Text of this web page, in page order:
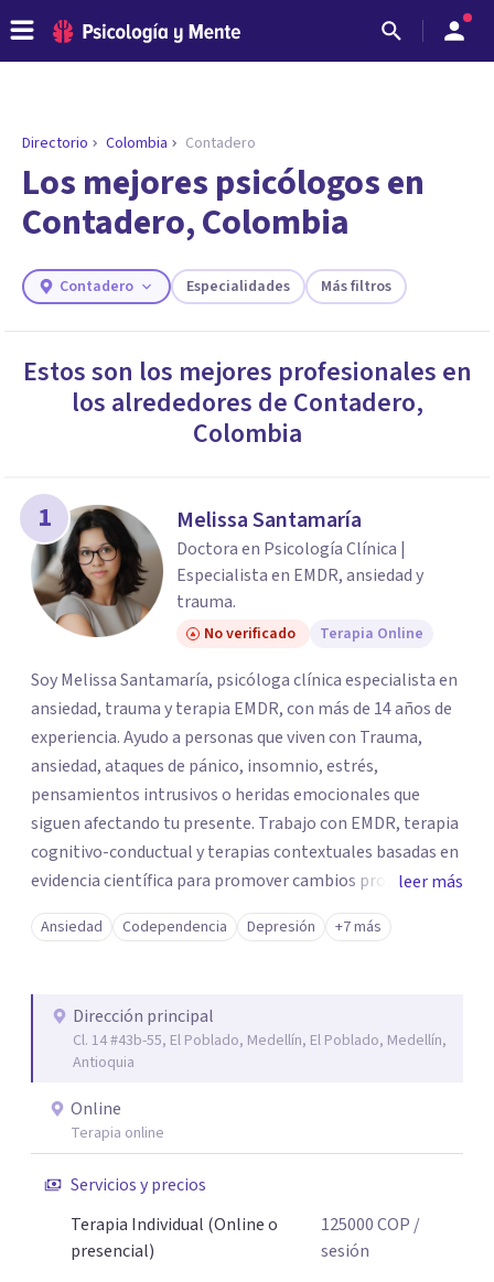
ENCONTRAR MI TERAPEUTA
¿Necesitas ayuda para encontrar el
psicólogo adecuado?
Responde a unas breves preguntas y te ofreceremos
necesidades.
Directorio Colombia Contadero
Los mejores psicólogos en
Contadero, Colombia
Contadero Especialidades Más filtros
Estos son los mejores profesionales en
los alrededores de Contadero,
Colombia
1 Melissa Santamaría
Doctora en Psicología Clínica |
Especialista en EMDR, ansiedad y
trauma.
No verificado Terapia Online
Soy Melissa Santamaría, psicóloga clínica especialista en
ansiedad, trauma y terapia EMDR, con más de 14 años de
experiencia. Ayudo a personas que viven con Trauma,
ansiedad, ataques de pánico, insomnio, estrés,
pensamientos intrusivos o heridas emocionales que
siguen afectando tu presente. Trabajo con EMDR, terapia
cognitivo-conductual y terapias contextuales basadas en
evidencia científica para promover cambios profundos y
duraderos. Atiendo adultos, adolescentes, parejas y
familias de forma presencial en Medellín y online, en un
leer más
Ansiedad Codependencia Depresión +7 más
Dirección principal
Cl. 14 #43b-55, El Poblado, Medellín, El Poblado, Medellín,
Antioquia
Online
Terapia online
Servicios y precios
Terapia Individual (Online o
presencial)
125000COP /
sesión